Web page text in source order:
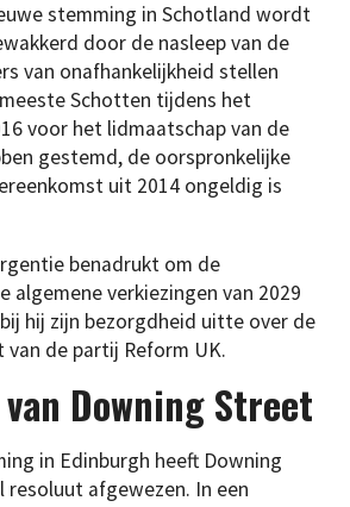
stemming in Schotland wordt
door de nasleep van de
van onafhankelijkheid stellen
Schotten tijdens het
voor het lidmaatschap van de
gestemd, de oorspronkelijke
uit 2014 ongeldig is
benadrukt om de
algemene verkiezingen van 2029
hij zijn bezorgdheid uitte over de
de partij Reform UK.
Downing Street
in Edinburgh heeft Downing
afgewezen. In een